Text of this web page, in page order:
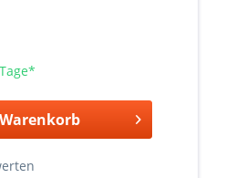
Warenkorb